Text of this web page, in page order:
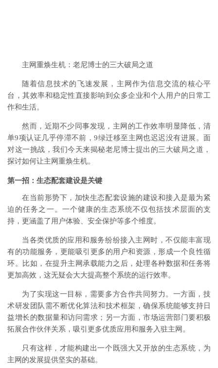
主网重焕生机：老尼博士的三大破局之道
随着信息技术的飞速发展，主网作为信息交流的核心平
台，其效率和稳定性直接影响到众多企业和个人用户的日常工
作和生活。
然而，近期不少同事发现，主网的工作效率明显降低，清
单9项认证几乎停滞不前，9绿迁移至主网也迟迟没有进展。面
对这一挑战，我们今天来揭秘老尼博士提出的三大破局之道，
探讨如何让主网重焕生机。
第一招：生态配套建设是关键
在当前形势下，加快生态配套设施的建设和接入是最为紧
迫的任务之一。一个健康的生态系统不仅包括技术层面的支
持，更涵盖了用户体验、安全保护等多个维度。
当各类优质的应用和服务纷纷接入主网时，不仅能丰富现
有的功能服务，更能吸引更多的用户和资源，形成一个良性循
环。比如，在提升主网承载能力之后，处理各种数据和任务将
更加高效，这无疑会大大提高整个系统的运行效率。
为了实现这一目标，需要多方合作共同努力。一方面，技
术研发团队需不断优化算法和技术框架，确保系统能够支持日
益增长的数据量和访问需求；另一方面，市场运营部门要积极
拓展合作伙伴关系，吸引更多优质应用和服务入驻主网。
只有这样，才能构建出一个既强大又开放的生态系统，为
主网的发展提供坚实的基础。